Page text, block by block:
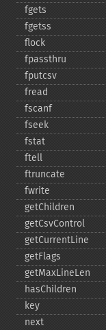
fgets
fgetss
flock
fpassthru
fputcsv
fread
fscanf
fseek
fstat
ftell
ftruncate
fwrite
getChildren
getCsvControl
getCurrentLine
getFlags
getMaxLineLen
hasChildren
key
next